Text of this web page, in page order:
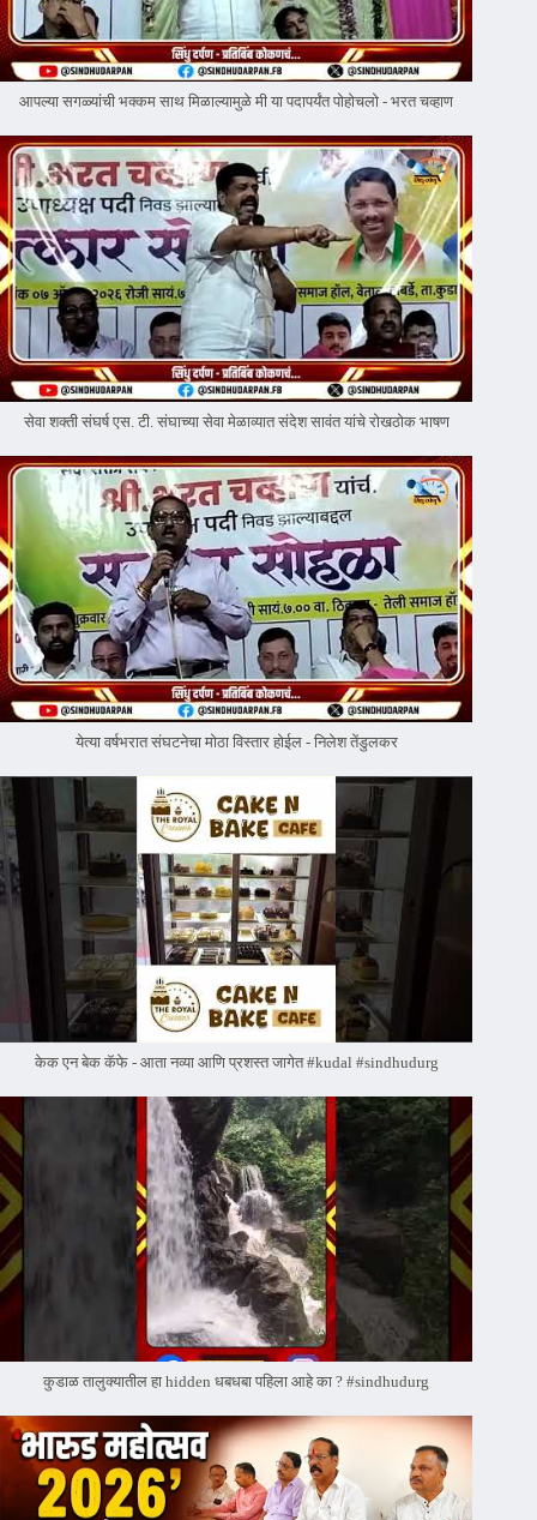
आपल्या सगळ्यांची भक्कम साथ मिळाल्यामुळे मी या पदापर्यंत पोहोचलो - भरत चव्हाण
सेवा शक्ती संघर्ष एस. टी. संघाच्या सेवा मेळाव्यात संदेश सावंत यांचे रोखठोक भाषण
येत्या वर्षभरात संघटनेचा मोठा विस्तार होईल - निलेश तेंडुलकर
केक एन बेक कॅफे - आता नव्या आणि प्रशस्त जागेत #kudal #sindhudurg
कुडाळ तालुक्यातील हा hidden धबधबा पहिला आहे का ? #sindhudurg